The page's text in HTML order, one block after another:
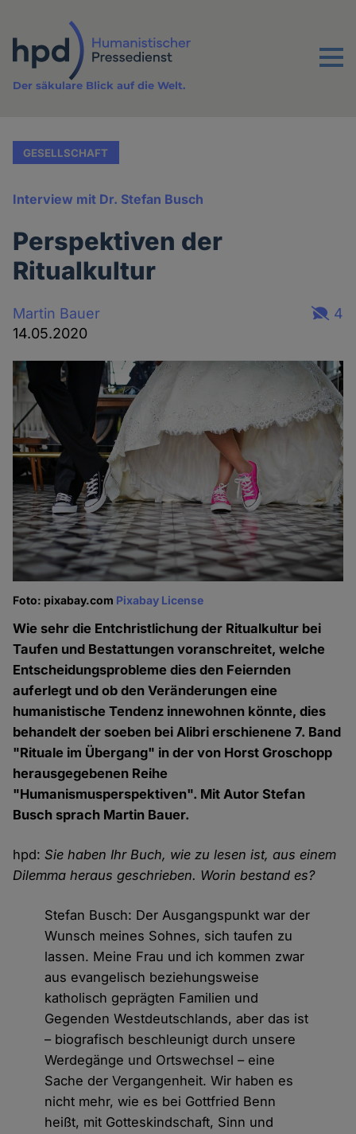
Inhalt
Menu
Der säkulare Blick auf die Welt.
GESELLSCHAFT
Interview mit Dr. Stefan Busch
Perspektiven der
Ritualkultur
Martin Bauer
14.05.2020
4
Foto: pixabay.com Pixabay License
Wie sehr die Entchristlichung der Ritualkultur bei
Taufen und Bestattungen voranschreitet, welche
Entscheidungsprobleme dies den Feiernden
auferlegt und ob den Veränderungen eine
humanistische Tendenz innewohnen könnte, dies
behandelt der soeben bei Alibri erschienene 7. Band
"Rituale im Übergang" in der von Horst Groschopp
herausgegebenen Reihe
"Humanismusperspektiven". Mit Autor Stefan
Busch sprach Martin Bauer.
hpd:Sie haben Ihr Buch, wie zu lesen ist, aus einem
Dilemma heraus geschrieben. Worin bestand es?
Stefan Busch: Der Ausgangspunkt war der
Wunsch meines Sohnes, sich taufen zu
lassen. Meine Frau und ich kommen zwar
aus evangelisch beziehungsweise
katholisch geprägten Familien und
Gegenden Westdeutschlands, aber das ist
– biografisch beschleunigt durch unsere
Werdegänge und Ortswechsel – eine
Sache der Vergangenheit. Wir haben es
nicht mehr, wie es bei Gottfried Benn
heißt, mit Gotteskindschaft, Sinn und